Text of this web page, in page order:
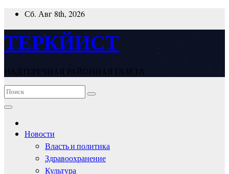
Перейти
содержимому
Сб. Авг 8th, 2026
ТЕРКЙИСТ
НАДТЕРЕЧНАЯ РАЙОННАЯ ГАЗЕТА
Новости
Власть и политика
Здравоохранение
Культура